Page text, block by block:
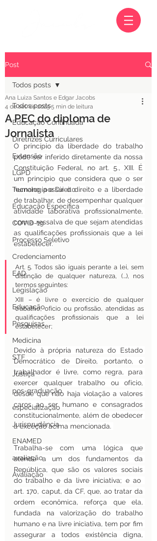
Post
Todos posts
Educação Continuada
Diretrizes Curriculares
Extensão
LGPD
Tecnologia e Direito
Educação Específica
COVID-19
Processo Seletivo
Credenciamento
EAD
Legislação
Educação
Pesquisas
Medicina
STF
Justiça
pos-graduação
especialização
Jurisprudência
ENAMED
avaliação
Avaliação
Todos posts
A PEC do diploma de
Jornalista
Ana Luiza Santos e Edgar Jacobs
4 de set. de 20255 min de leitura
O princípio da liberdade do trabalho
pode ser inferido diretamente da nossa
Constituição Federal, no art. 5., XIII. É
um princípio que considera que o ser
humano possui o direito e a liberdade
de trabalhar, de desempenhar qualquer
atividade laborativa profissionalmente,
com a ressalva de que sejam atendidas
as qualificações profissionais que a lei
estabelecer.
Art. 5. Todos são iguais perante a lei, sem
distinção de qualquer natureza, (...), nos
termos seguintes:
XIII – é livre o exercício de qualquer
trabalho, ofício ou profissão, atendidas as
qualificações profissionais que a lei
estabelecer;
Devido à própria natureza do Estado
Democrático de Direito, portanto, o
trabalhador é livre, como regra, para
exercer qualquer trabalho ou ofício,
desde que não haja violação a valores
caros ao ser humano e consagrados
constitucionalmente, além de obedecer
à exceção acima mencionada.
Trabalha-se com uma lógica que
atende a um dos fundamentos da
República, que são os valores sociais
do trabalho e da livre iniciativa; e ao
art. 170, caput, da CF, que, ao tratar da
ordem econômica, reforça que ela,
fundada na valorização do trabalho
humano e na livre iniciativa, tem por fim
assegurar a todos existência digna,